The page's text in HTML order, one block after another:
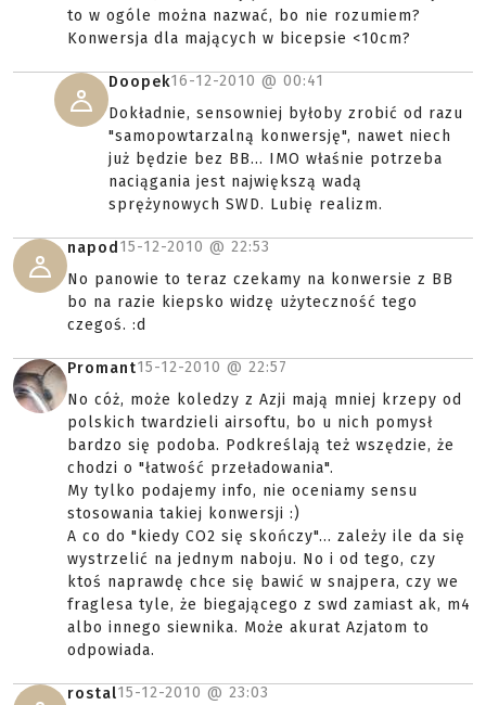
to w ogóle można nazwać, bo nie rozumiem?
Konwersja dla mających w bicepsie <10cm?
Doopek16-12-2010 @ 00:41
Dokładnie, sensowniej byłoby zrobić od razu
"samopowtarzalną konwersję", nawet niech
już będzie bez BB... IMO właśnie potrzeba
naciągania jest największą wadą
sprężynowych SWD. Lubię realizm.
napod 15-12-2010 @ 22:53
No panowie to teraz czekamy na konwersie z BB
bo na razie kiepsko widzę użyteczność tego
czegoś. :d
Promant15-12-2010 @ 22:57
No cóż, może koledzy z Azji mają mniej krzepy od
polskich twardzieli airsoftu, bo u nich pomysł
bardzo się podoba. Podkreślają też wszędzie, że
chodzi o "łatwość przeładowania".
My tylko podajemy info, nie oceniamy sensu
stosowania takiej konwersji :)
A co do "kiedy CO2 się skończy"... zależy ile da się
wystrzelić na jednym naboju. No i od tego, czy
ktoś naprawdę chce się bawić w snajpera, czy we
fraglesa tyle, że biegającego z swd zamiast ak, m4
albo innego siewnika. Może akurat Azjatom to
odpowiada.
rostal15-12-2010 @ 23:03